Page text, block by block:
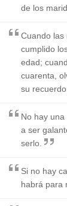
de los
Cuando las
cumplido
edad;
cuarenta,
su recuerdo.
No hay
a ser
serlo.
Si no hay
habrá para